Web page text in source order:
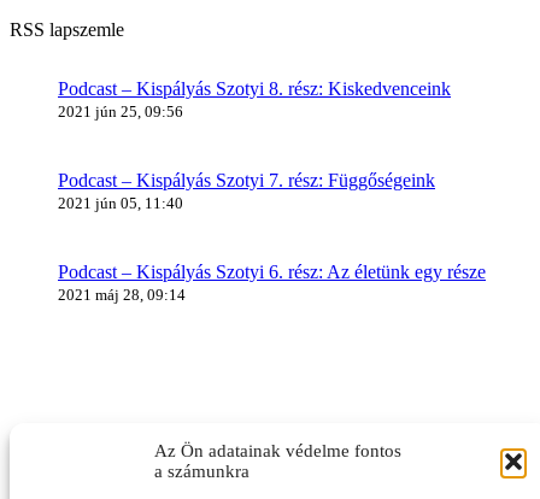
Az Ön adatainak védelme fontos
a számunkra
RSS lapszemle
Podcast – Kispályás Szotyi 8. rész: Kiskedvenceink
2021 jún 25, 09:56
Podcast – Kispályás Szotyi 7. rész: Függőségeink
2021 jún 05, 11:40
Podcast – Kispályás Szotyi 6. rész: Az életünk egy része
2021 máj 28, 09:14